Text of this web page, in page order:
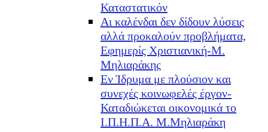
Καταστατικόν
Αι καλένδαι δεν δίδουν λύσεις
αλλά προκαλούν προβλήματα,
Εφημερίς Χριστιανική-Μ.
Μηλιαράκης
Εν Ίδρυμα με πλούσιον και
συνεχές κοινωφελές έργον-
Καταδιώκεται οικονομικά το
Ι.Π.Η.Π.Α. Μ.Μηλιαράκη